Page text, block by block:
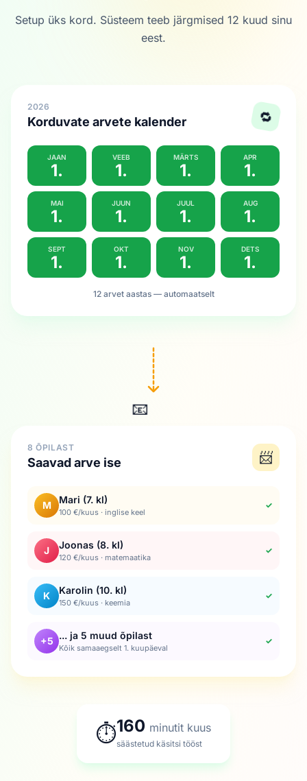
Setup üks kord. Süsteem teeb järgmised 12 kuud sinu
eest.
2026
Korduvate arvete kalender 🔁
JAAN
1.
VEEB
1.
MÄRTS
1.
APR
1.
MAI
1.
JUUN
1.
JUUL
1.
AUG
1.
SEPT
1.
OKT
1.
NOV
1.
DETS
1.
12 arvet aastas — automaatselt
📧
8 ÕPILAST
Saavad arve ise 📨
M Mari (7. kl)
100 €/kuus · inglise keel
✓
J Joonas (8. kl)
120 €/kuus · matemaatika
✓
K Karolin (10. kl)
150 €/kuus · keemia
✓
+5 ... ja 5 muud õpilast
Kõik samaaegselt 1. kuupäeval
✓
⏱160 minutit kuus
säästetud käsitsi tööst